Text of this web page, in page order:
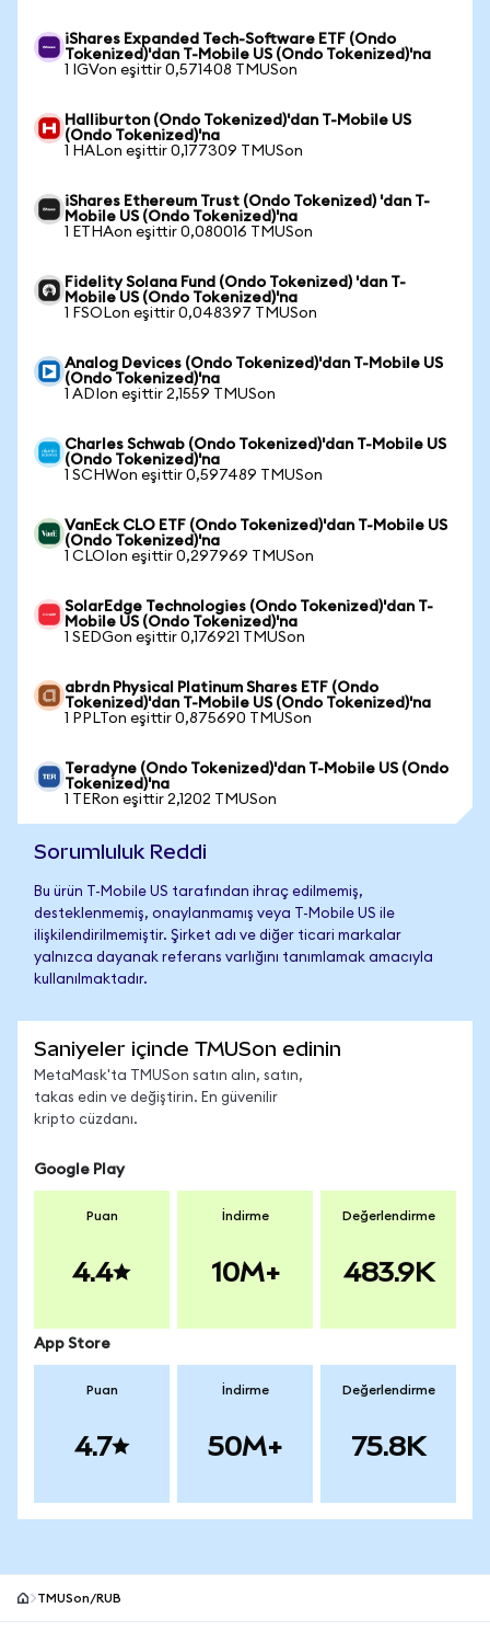
iShares Expanded Tech-Software ETF (Ondo
Tokenized)'dan T-Mobile US (Ondo Tokenized)'na
1 IGVon eşittir 0,571408 TMUSon
Halliburton (Ondo Tokenized)'dan T-Mobile US
(Ondo Tokenized)'na
1 HALon eşittir 0,177309 TMUSon
iShares Ethereum Trust (Ondo Tokenized) 'dan T-
Mobile US (Ondo Tokenized)'na
1 ETHAon eşittir 0,080016 TMUSon
Fidelity Solana Fund (Ondo Tokenized) 'dan T-
Mobile US (Ondo Tokenized)'na
1 FSOLon eşittir 0,048397 TMUSon
Analog Devices (Ondo Tokenized)'dan T-Mobile US
(Ondo Tokenized)'na
1 ADIon eşittir 2,1559 TMUSon
Charles Schwab (Ondo Tokenized)'dan T-Mobile US
(Ondo Tokenized)'na
1 SCHWon eşittir 0,597489 TMUSon
VanEck CLO ETF (Ondo Tokenized)'dan T-Mobile US
(Ondo Tokenized)'na
1 CLOIon eşittir 0,297969 TMUSon
SolarEdge Technologies (Ondo Tokenized)'dan T-
Mobile US (Ondo Tokenized)'na
1 SEDGon eşittir 0,176921 TMUSon
abrdn Physical Platinum Shares ETF (Ondo
Tokenized)'dan T-Mobile US (Ondo Tokenized)'na
1 PPLTon eşittir 0,875690 TMUSon
Teradyne (Ondo Tokenized)'dan T-Mobile US (Ondo
Tokenized)'na
1 TERon eşittir 2,1202 TMUSon
Sorumluluk Reddi
Bu ürün T-Mobile US tarafından ihraç edilmemiş,
desteklenmemiş, onaylanmamış veya T-Mobile US ile
ilişkilendirilmemiştir. Şirket adı ve diğer ticari markalar
yalnızca dayanak referans varlığını tanımlamak amacıyla
kullanılmaktadır.
Saniyeler içinde TMUSon edinin
MetaMask'ta TMUSon satın alın, satın,
takas edin ve değiştirin. En güvenilir
kripto cüzdanı.
Google Play
Puan
4.4
İndirme
10M+
Değerlendirme
483.9K
App Store
Puan
4.7
İndirme
50M+
Değerlendirme
75.8K
TMUSon/RUB